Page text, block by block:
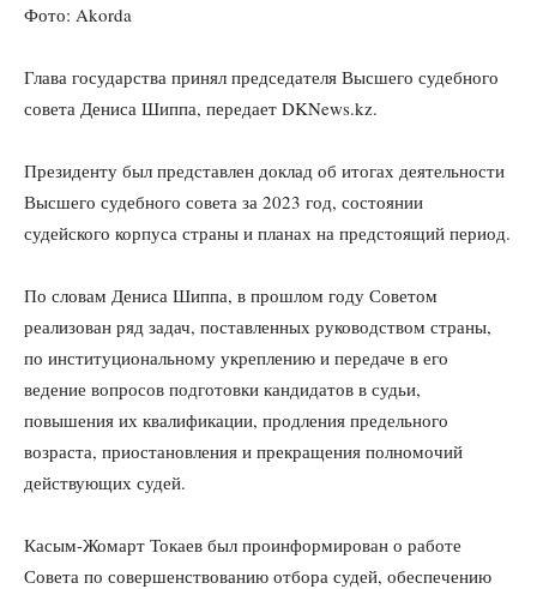
Фото: Akorda
Глава государства принял председателя Высшего судебного
совета Дениса Шиппа, передает DKNews.kz.
Президенту был представлен доклад об итогах деятельности
Высшего судебного совета за 2023 год, состоянии
судейского корпуса страны и планах на предстоящий период.
По словам Дениса Шиппа, в прошлом году Советом
реализован ряд задач, поставленных руководством страны,
по институциональному укреплению и передаче в его
ведение вопросов подготовки кандидатов в судьи,
повышения их квалификации, продления предельного
возраста, приостановления и прекращения полномочий
действующих судей.
Касым-Жомарт Токаев был проинформирован о работе
Совета по совершенствованию отбора судей, обеспечению